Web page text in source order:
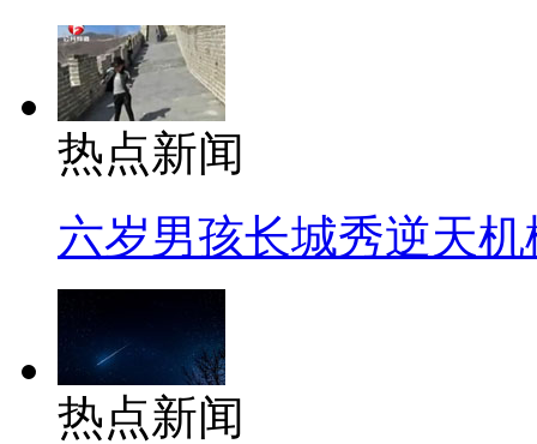
热点新闻
六岁男孩长城秀逆天机
热点新闻